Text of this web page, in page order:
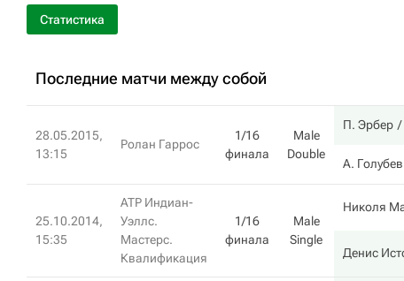
Статистика
Последние матчи между собой
28.05.2015,
13:15
Ролан Гаррос
1/16
финала
Male
Double
П. Эрбер
А. Голубев
25.10.2014,
15:35
ATP Индиан-
Уэллс.
Мастерс.
Квалификация
1/16
финала
Male
Single
Николя
Денис